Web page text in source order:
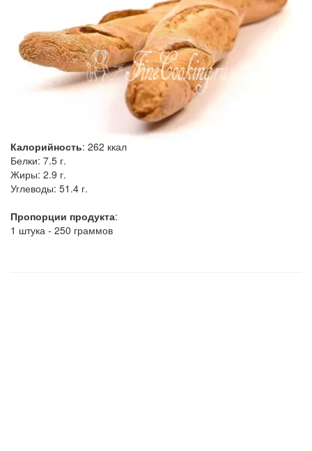
Калорийность: 262 ккал
Белки: 7.5 г.
Жиры: 2.9 г.
Углеводы: 51.4 г.
Пропорции продукта:
1 штука - 250 граммов